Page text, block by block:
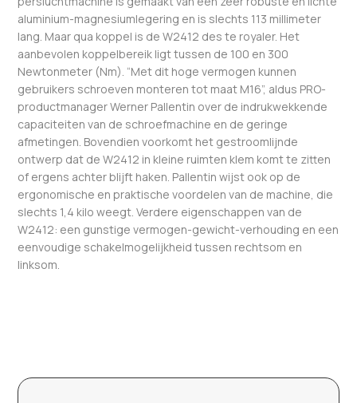
aluminium-magnesiumlegering en is slechts 113 millimeter
lang. Maar qua koppel is de W2412 des te royaler. Het
aanbevolen koppelbereik ligt tussen de 100 en 300
Newtonmeter (Nm). “Met dit hoge vermogen kunnen
gebruikers schroeven monteren tot maat M16”, aldus PRO-
productmanager Werner Pallentin over de indrukwekkende
capaciteiten van de schroefmachine en de geringe
afmetingen. Bovendien voorkomt het gestroomlijnde
ontwerp dat de W2412 in kleine ruimten klem komt te zitten
of ergens achter blijft haken. Pallentin wijst ook op de
ergonomische en praktische voordelen van de machine, die
slechts 1,4 kilo weegt. Verdere eigenschappen van de
W2412: een gunstige vermogen-gewicht-verhouding en een
eenvoudige schakelmogelijkheid tussen rechtsom en
linksom.